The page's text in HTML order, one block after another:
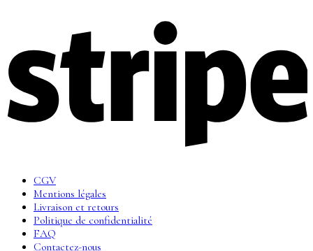
CGV
Mentions légales
Livraison et retours
Politique de confidentialité
FAQ
Contactez-nous